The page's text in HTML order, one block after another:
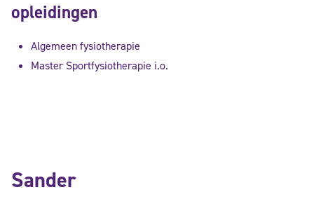
opleidingen
Algemeen fysiotherapie
Master Sportfysiotherapie i.o.
Sander